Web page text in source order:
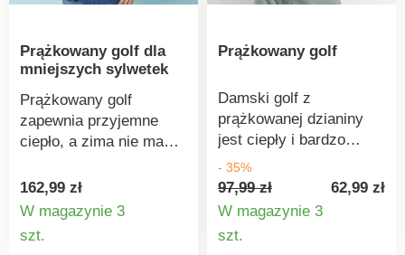
Prążkowany golf dla
mniejszych sylwetek
Prążkowany golf
zapewnia przyjemne
ciepło, a zima nie ma
dzianin. Kołnierz z
golfem. Długie rękawy.
Prosty dół. Prążkowany,
cienki splot. Można prać
162,99 zł
W magazynie 3
szt.
Prążkowany golf
Damski golf z
prążkowanej dzianiny
jest ciepły i bardzo
wygodny w noszeniu.
Golf ma długie rękawy.
Naturalnie miękka,
ciepła i elastyczna
dzianina prążkowana.
- 35%
97,99 zł
62,99 zł
W magazynie 3
szt.